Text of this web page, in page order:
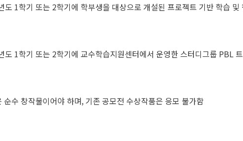
도 1학기 또는 2학기에 학부생을 대상으로 개설된 프로젝트 기반 학습
도 1학기 또는 2학기에 교수학습지원센터에서 운영한 스터디그룹 PBL
순수 창작물이어야 하며, 기존 공모전 수상작품은 응모 불가함